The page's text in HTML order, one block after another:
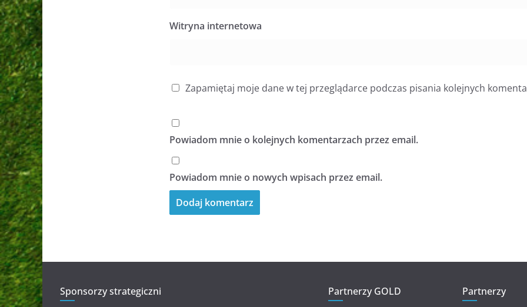
Witryna internetowa
Zapamiętaj moje dane w tej przeglądarce podczas pisania kolejnych
Powiadom mnie o kolejnych komentarzach przez email.
Powiadom mnie o nowych wpisach przez email.
Sponsorzy strategiczni Partnerzy GOLD Partnerzy